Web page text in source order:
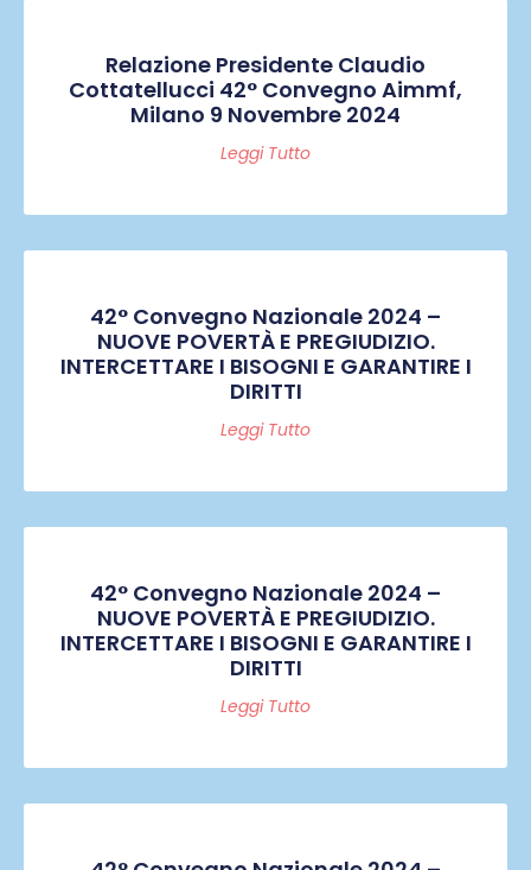
Relazione Presidente Claudio
Cottatellucci 42° Convegno Aimmf,
Milano 9 Novembre 2024
Leggi Tutto
42° Convegno Nazionale 2024 –
NUOVE POVERTÀ E PREGIUDIZIO.
INTERCETTARE I BISOGNI E GARANTIRE I
DIRITTI
Leggi Tutto
42° Convegno Nazionale 2024 –
NUOVE POVERTÀ E PREGIUDIZIO.
INTERCETTARE I BISOGNI E GARANTIRE I
DIRITTI
Leggi Tutto